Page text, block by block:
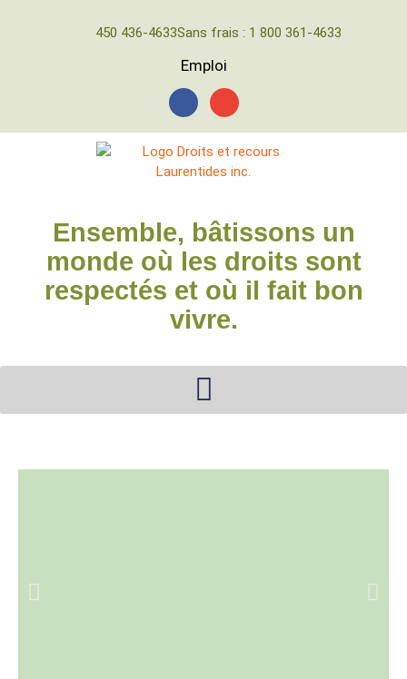
450 436-4633Sans frais : 1 800 361-4633
Emploi
Ensemble, bâtissons un
monde où les droits sont
respectés et où il fait bon
vivre.